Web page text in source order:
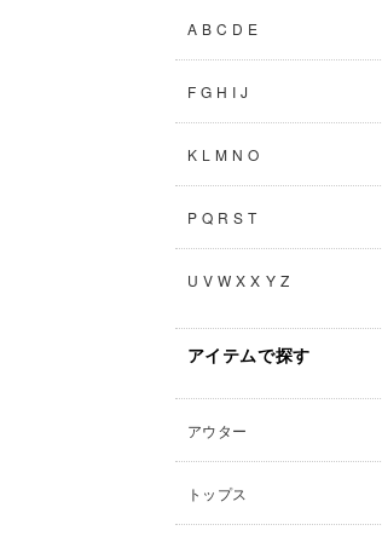
A B C D E
F G H I J
K L M N O
P Q R S T
U V W X X Y Z
アイテムで探す
アウター
トップス